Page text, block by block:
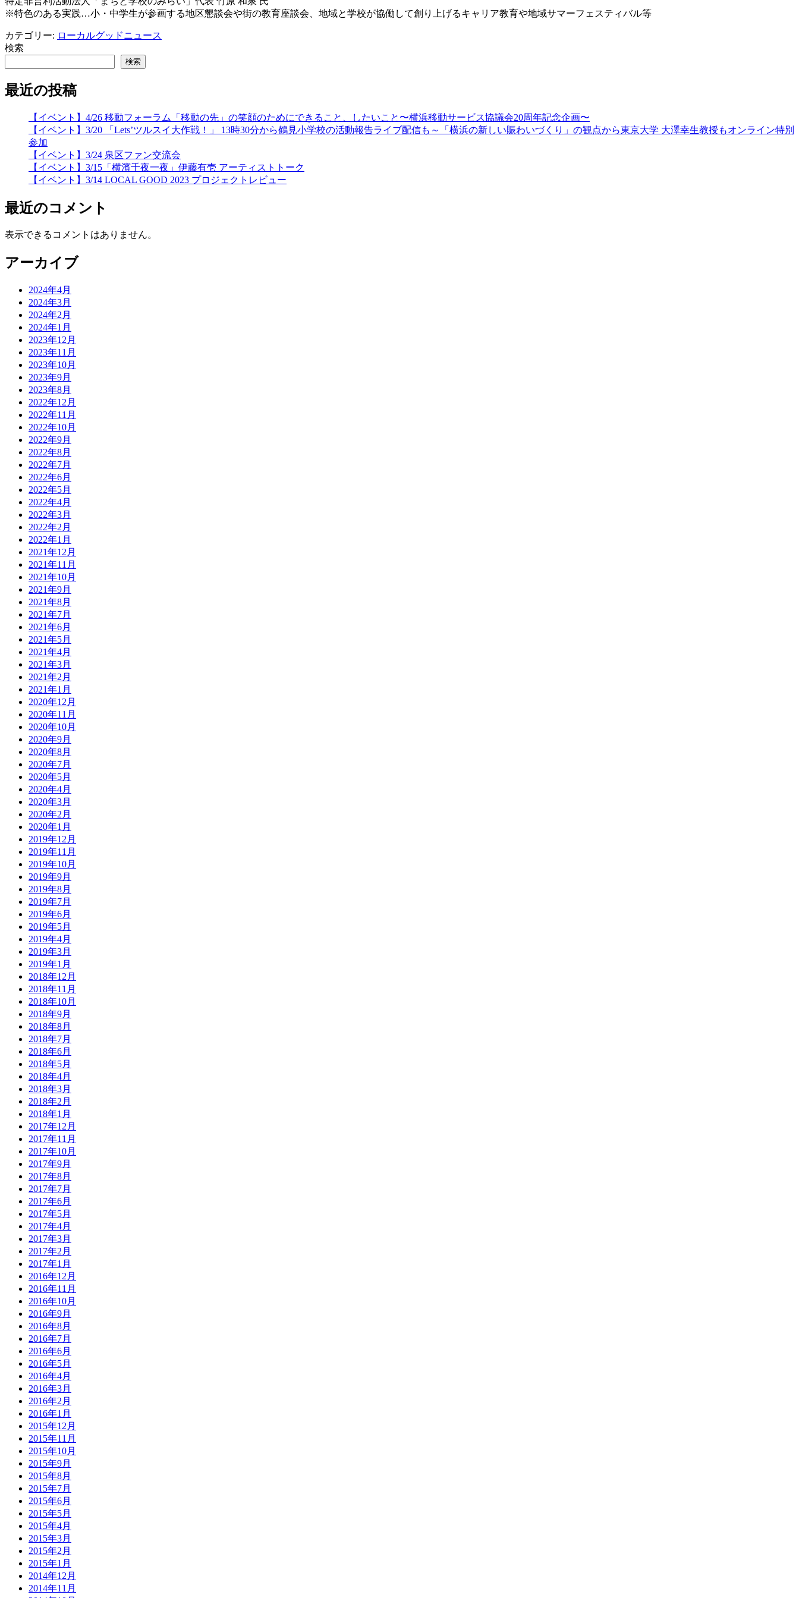
※特色のある実践…小・中学生が参画する地区懇談会や街の教育座談会、地域と学校が協働して創り上げるキャリア教育や地域サマーフェスティバル等
カテゴリー: ローカルグッドニュース
検索
検索
最近の投稿
【イベント】4/26 移動フォーラム「移動の先」の笑顔のためにできること、したいこと〜横浜移動サービス協議会20周年記念企画〜
【イベント】3/20 「Lets’ツルスイ大作戦！」 13時30分から鶴見小学校の活動報告ライブ配信も～「横浜の新しい賑わいづくり」の観点から東京大学 大澤幸生教授もオンライン特別
参加
【イベント】3/24 泉区ファン交流会
【イベント】3/15「横濱千夜一夜」伊藤有壱 アーティストトーク
【イベント】3/14 LOCAL GOOD 2023 プロジェクトレビュー
最近のコメント
表示できるコメントはありません。
アーカイブ
2024年4月
2024年3月
2024年2月
2024年1月
2023年12月
2023年11月
2023年10月
2023年9月
2023年8月
2022年12月
2022年11月
2022年10月
2022年9月
2022年8月
2022年7月
2022年6月
2022年5月
2022年4月
2022年3月
2022年2月
2022年1月
2021年12月
2021年11月
2021年10月
2021年9月
2021年8月
2021年7月
2021年6月
2021年5月
2021年4月
2021年3月
2021年2月
2021年1月
2020年12月
2020年11月
2020年10月
2020年9月
2020年8月
2020年7月
2020年5月
2020年4月
2020年3月
2020年2月
2020年1月
2019年12月
2019年11月
2019年10月
2019年9月
2019年8月
2019年7月
2019年6月
2019年5月
2019年4月
2019年3月
2019年1月
2018年12月
2018年11月
2018年10月
2018年9月
2018年8月
2018年7月
2018年6月
2018年5月
2018年4月
2018年3月
2018年2月
2018年1月
2017年12月
2017年11月
2017年10月
2017年9月
2017年8月
2017年7月
2017年6月
2017年5月
2017年4月
2017年3月
2017年2月
2017年1月
2016年12月
2016年11月
2016年10月
2016年9月
2016年8月
2016年7月
2016年6月
2016年5月
2016年4月
2016年3月
2016年2月
2016年1月
2015年12月
2015年11月
2015年10月
2015年9月
2015年8月
2015年7月
2015年6月
2015年5月
2015年4月
2015年3月
2015年2月
2015年1月
2014年12月
2014年11月